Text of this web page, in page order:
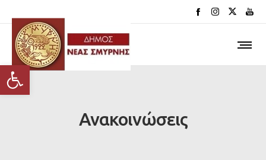
Ανοίξτε τη γραμμή εργαλείων
Ανακοινώσεις